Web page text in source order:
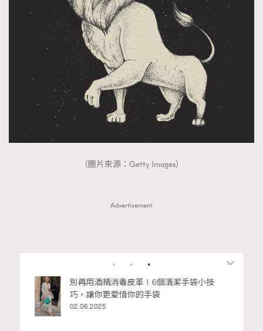
（圖片來源：Getty Images）
Advertisement